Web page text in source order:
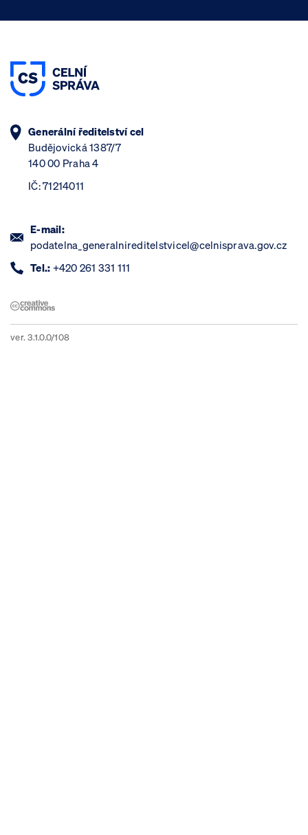
Generální ředitelství cel
Budějovická 1387/7
140 00 Praha 4
IČ: 71214011
E-mail:
podatelna_generalnireditelstvicel@celnisprava.gov.cz
Tel.: +420 261 331 111
ver. 3.1.0.0/108